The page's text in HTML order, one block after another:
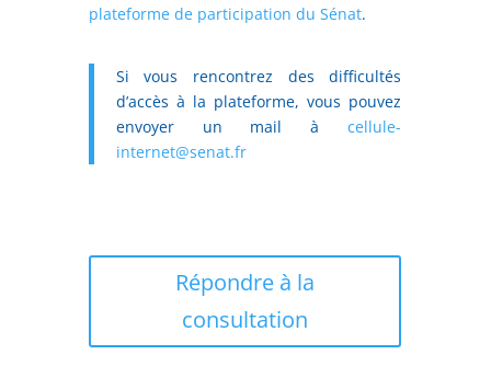
plateforme de participation du Sénat.
Si vous rencontrez des difficultés
d’accès à la plateforme, vous pouvez
envoyer un mail àcellule-
internet@senat.fr
Répondre à la
consultation